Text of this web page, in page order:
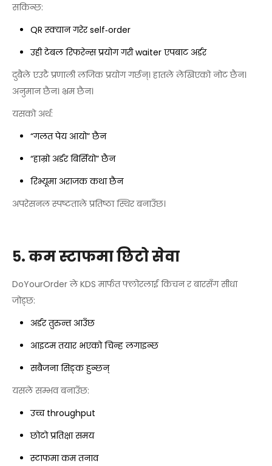
सकिन्छ:
QR स्क्यान गरेर self‑order
उही टेबल रिफरेन्स प्रयोग गरी waiter एपबाट अर्डर
दुबैले एउटै प्रणाली लजिक प्रयोग गर्छन्। हातले लेखिएको नोट छैन।
अनुमान छैन। भ्रम छैन।
यसको अर्थ:
“गलत पेय आयो” छैन
“हाम्रो अर्डर बिर्सियो” छैन
रिभ्यूमा अराजक कथा छैन
अपरेसनल स्पष्टताले प्रतिष्ठा स्थिर बनाउँछ।
५. कम स्टाफमा छिटो सेवा
DoYourOrder ले KDS मार्फत फ्लोरलाई किचन र बारसँग सीधा
जोड्छ:
अर्डर तुरुन्त आउँछ
आइटम तयार भएको चिन्ह लगाइन्छ
सबैजना सिङ्क हुन्छन्
यसले सम्भव बनाउँछ:
उच्च throughput
छोटो प्रतिक्षा समय
स्टाफमा कम तनाव